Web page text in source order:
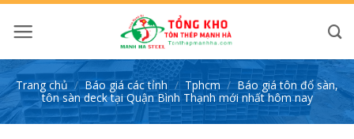
qua
nội
dung
Trang chủ / Báo giá các tỉnh / Tphcm / Báo giá tôn đổ sàn,
tôn sàn deck tại Quận Bình Thạnh mới nhất hôm nay